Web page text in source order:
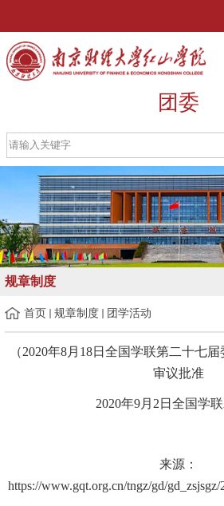
团委
规章制度
首页 规章制度 团学活动
（2020年8月18日全国学联第二十七
审议批准
2020年9月2日全国学联
来源：
https://www.gqt.org.cn/tngz/gd/